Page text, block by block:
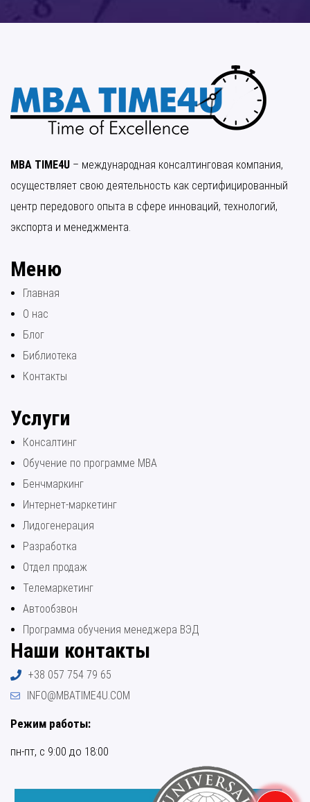
MBA TIME4U – международная консалтинговая компания,
осуществляет свою деятельность как сертифицированный
центр передового опыта в сфере инноваций, технологий,
экспорта и менеджмента.
Меню
Главная
О нас
Блог
Библиотека
Контакты
Услуги
Консалтинг
Обучение по программе МВА
Бенчмаркинг
Интернет-маркетинг
Лидогенерация
Разработка
Отдел продаж
Телемаркетинг
Автообзвон
Программа обучения менеджера ВЭД
Наши контакты
+38 057 754 79 65
INFO@MBATIME4U.COM
Режим работы:
пн-пт, с 9:00 до 18:00